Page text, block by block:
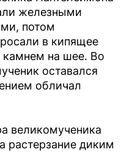
железными
потом
в кипящее
камнем на шее. Во
оставался
обличал
великомученика
растерзание диким